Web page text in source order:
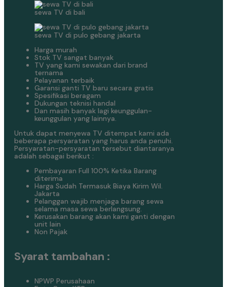
sewa TV di bali
sewa TV di pulo gebang jakarta
Harga murah
Stok TV sangat banyak
TV yang kami sewakan dari brand
ternama
Pelayanan terbaik
Garansi ganti TV baru secara gratis
Spesifikasi beragam
Dukungan teknisi handal
Dan masih banyak lagi keunggulan-
keunggulan yang lainnya.
Untuk dapat menyewa TV ditempat kami ada
beberapa persyaratan yang harus anda penuhi.
Persyaratan-persyaratan tersebut diantaranya
adalah sebagai berikut :
Pembayaran Full 100% Ketika Barang
diterima
Harga Sudah Termasuk Biaya Kirim Wil.
Jakarta
Pelanggan wajib menjaga barang sewa
selama masa sewa berlangsung.
Kerusakan barang akan kami ganti dengan
unit lain
Non Pajak
Syarat tambahan :
NPWP Perusahaan